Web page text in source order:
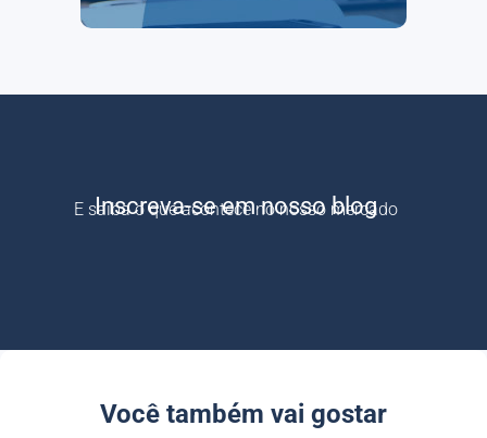
Inscreva-se em nosso blog
E saiba o que acontece no nosso mercado
Você também vai gostar